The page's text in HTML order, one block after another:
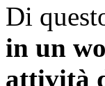
Di
in un
attività